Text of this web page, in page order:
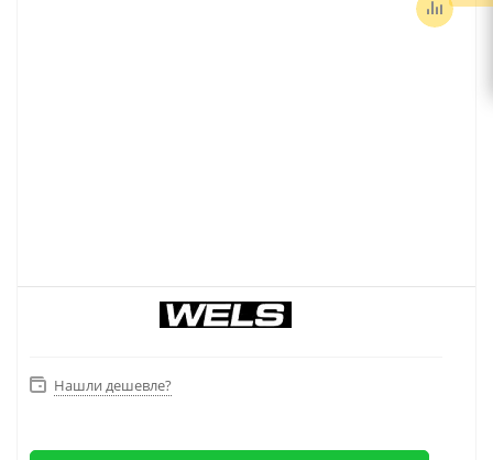
Нашли дешевле?